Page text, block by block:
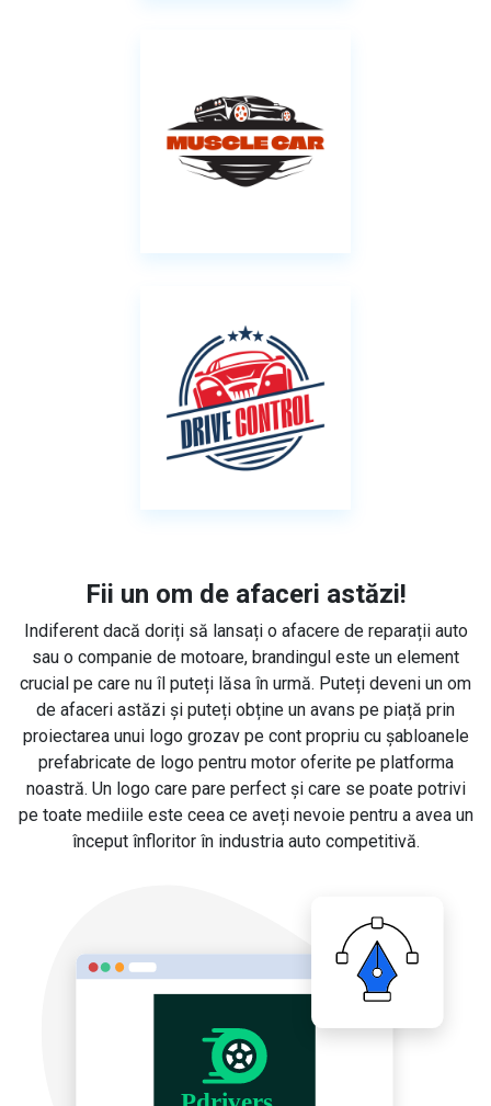
Fii un om de afaceri astăzi!
Indiferent dacă doriți să lansați o afacere de reparații auto
sau o companie de motoare, brandingul este un element
crucial pe care nu îl puteți lăsa în urmă. Puteți deveni un om
de afaceri astăzi și puteți obține un avans pe piață prin
proiectarea unui logo grozav pe cont propriu cu șabloanele
prefabricate de logo pentru motor oferite pe platforma
noastră. Un logo care pare perfect și care se poate potrivi
pe toate mediile este ceea ce aveți nevoie pentru a avea un
început înfloritor în industria auto competitivă.